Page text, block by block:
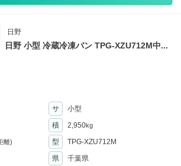
日野
日野 小型 冷蔵冷凍バン TPG-XZU712M中...
サ
小型
積 2,950kg
離) 型
TPG-XZU712M
県 千葉県